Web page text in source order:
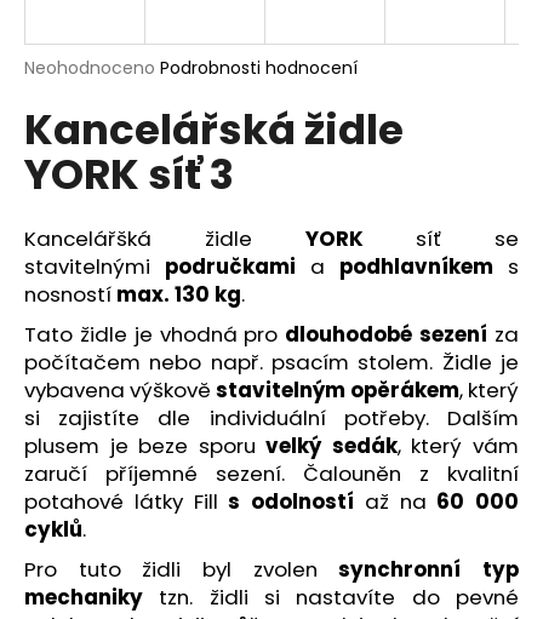
Průměrné
produktu
je
0,0
z
hvězdiček.
Neohodnoceno Podrobnosti hodnocení
Kancelářská židle
YORK síť 3
Kancelářšká židle YORKsíť se
stavitelnými područkami a podhlavníkem s
nosností max. 130 kg.
Tato židle je vhodná pro dlouhodobé sezení za
počítačem nebo např. psacím stolem. Židle je
vybavena výškově stavitelným opěrákem, který
si zajistíte dle individuální potřeby. Dalším
plusem je beze sporuvelký sedák, který vám
zaručí příjemné sezení. Čalouněn z kvalitní
potahové látky Fills odolností až na 60 000
cyklů.
Pro tuto židli byl zvolensynchronní typ
mechaniky tzn. židli si nastavíte do pevné
j
t
?
HLEDAT
D
o
p
o
r
u
č
u
j